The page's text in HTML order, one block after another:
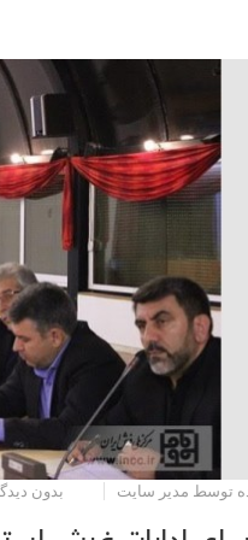
توسط مدیر سایت بدون